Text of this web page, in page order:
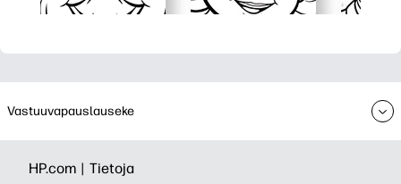
Vastuuvapauslauseke
HP.com | Tietoja